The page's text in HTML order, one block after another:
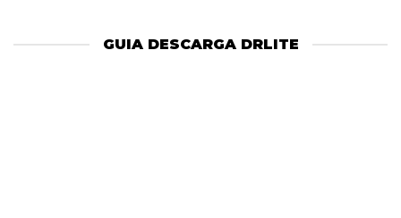
GUIA DESCARGA DRLITE